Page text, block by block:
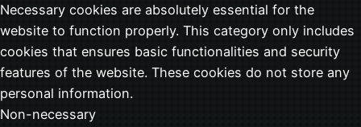
Necessary cookies are absolutely essential for the
website to function properly. This category only includes
cookies that ensures basic functionalities and security
features of the website. These cookies do not store any
personal information.
Non-necessary